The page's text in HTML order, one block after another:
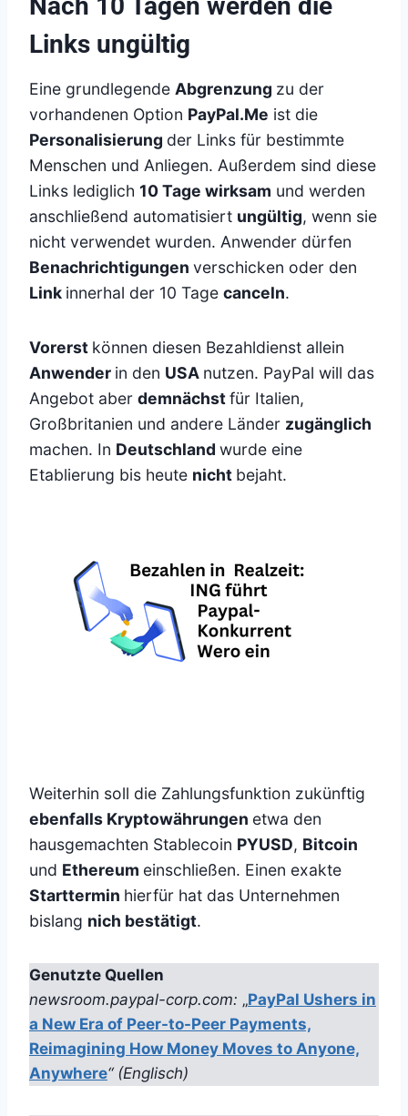
Links ungültig
Eine grundlegende Abgrenzung zu der
vorhandenen Option PayPal.Me ist die
Personalisierung der Links für bestimmte
Menschen und Anliegen. Außerdem sind diese
Links lediglich 10 Tage wirksam und werden
anschließend automatisiert ungültig, wenn sie
nicht verwendet wurden. Anwender dürfen
Benachrichtigungen verschicken oder den
Link innerhal der 10 Tage canceln.
Vorerst können diesen Bezahldienst allein
Anwender in den USA nutzen. PayPal will das
Angebot aber demnächstfür Italien,
Großbritanien und andere Länder zugänglich
machen. In Deutschland wurde eine
Etablierung bis heute nicht bejaht.
Weiterhin soll die Zahlungsfunktion zukünftig
ebenfalls Kryptowährungen etwa den
hausgemachten Stablecoin PYUSD, Bitcoin
und Ethereum einschließen. Einen exakte
Starttermin hierfür hat das Unternehmen
bislang nich bestätigt.
Genutzte Quellen
newsroom.paypal-corp.com: „PayPal Ushers in
a New Era of Peer-to-Peer Payments,
Reimagining How Money Moves to Anyone,
Anywhere“ (Englisch)